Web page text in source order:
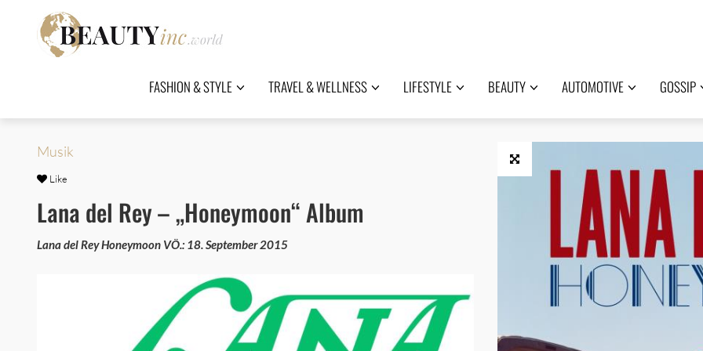
FASHION & STYLE TRAVEL & WELLNESS LIFESTYLE BEAUTY AUTOMOTIVE GOSSIP
Musik
Like
Lana del Rey – „Honeymoon“ Album
Lana del Rey Honeymoon VÖ.: 18. September 2015